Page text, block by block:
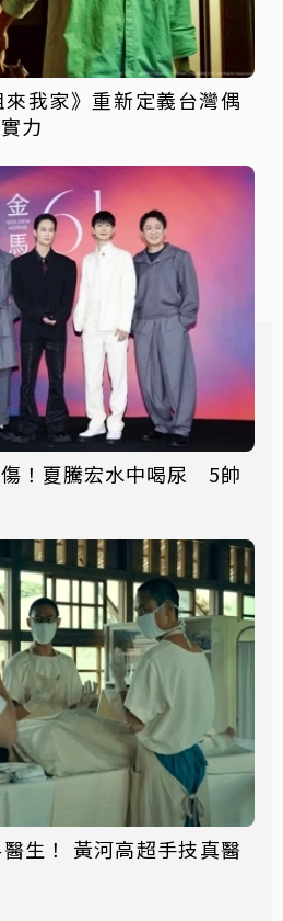
我家》重新定義台灣偶
力
！夏騰宏水中喝尿 5帥
生！ 黃河高超手技真醫